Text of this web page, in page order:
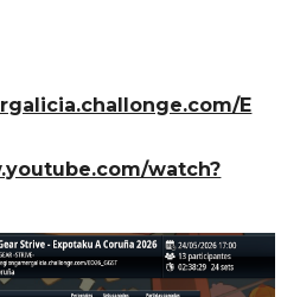
E
watch?